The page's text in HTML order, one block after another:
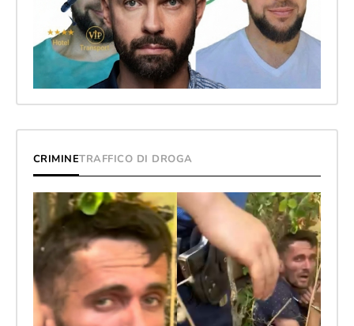
CRIMINETRAFFICO DI DROGA